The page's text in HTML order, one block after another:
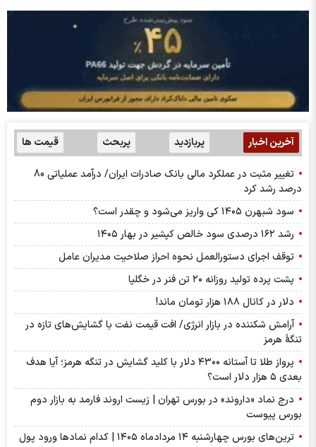
آخرین اخبار پربازدید پربحث قیمت ها
تغییر مثبت در عملکرد مالی بانک صادرات ایران/ درآمد عملیاتی 80
درصد رشد کرد
سود شبهرن ۱۴۰۵ کی واریز می‌شود و چقدر است؟
رشد ۱۶۲ درصدی سود خالص کپشیر در بهار ۱۴۰۵
توقف اجرای دستورالعمل نحوه احراز صلاحیت مدیران عامل
پشت پرده تولید روزانه ۲۰ تن فنر در خگلپا
دلار در کانال ۱۸۸ هزار تومان ماند!
آرامش شکننده در بازار انرژی/ افت قیمت نفت با گشایش‌های تازه در
تنگۀ هرمز
پرواز طلا تا آستانه ۴۳۰۰ دلار با کلید گشایش در تنگه هرمز؛ آیا هدف
بعدی ۵ هزار دلار است؟
درج نماد «داروند» در بورس تهران | زیست اروند فارمد به بازار دوم
بورس پیوست
ترین‌های بورس چهارشنبه ۱۴ مردادماه ۱۴۰۵ | کدام نماد‌ها ورود پول